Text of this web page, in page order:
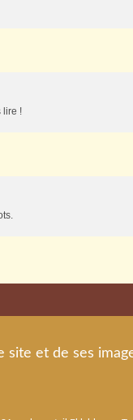
lire !
et de ses